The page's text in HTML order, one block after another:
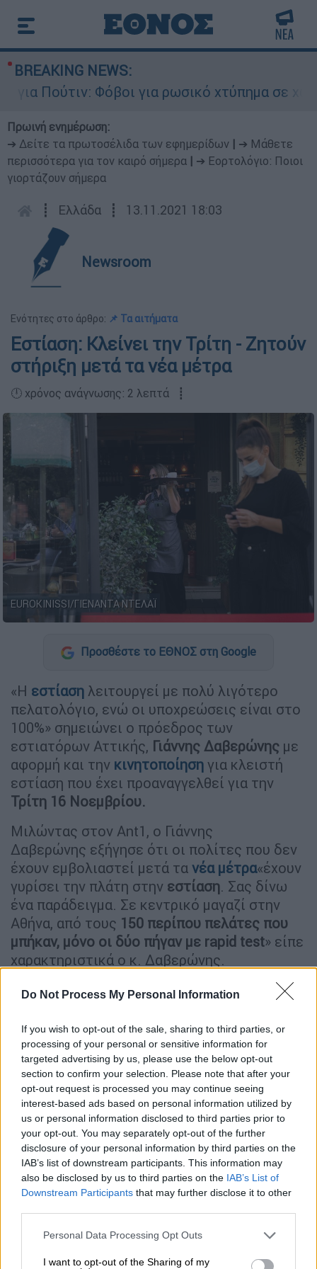
Do Not Process My Personal Information
If you wish to opt-out of the sale, sharing to third parties, or
processing of your personal or sensitive information for
targeted advertising by us, please use the below opt-out
section to confirm your selection. Please note that after your
opt-out request is processed you may continue seeing
interest-based ads based on personal information utilized by
us or personal information disclosed to third parties prior to
your opt-out. You may separately opt-out of the further
disclosure of your personal information by third parties on the
IAB’s list of downstream participants. This information may
also be disclosed by us to third parties on the IAB’s List of
Downstream Participants that may further disclose it to other
Please note that this website/app uses one or more Google
not limited to your visit or usage behaviour. You may click to
Personal Data Processing Opt Outs
I want to opt-out of the Sharing of my
BREAKING NEWS:
Πούτιν: Φόβοι για ρωσικό χτύπημα σε χώρα
Πρωινή ενημέρωση:
➔ Δείτε τα πρωτοσέλιδα των εφημερίδων
➔ Μάθετε
περισσότερα για τον καιρό σήμερα
➔ Εορτολόγιο: Ποιοι
γιορτάζουν σήμερα
┋ Ελλάδα ┋ 13.11.2021 18:03
Newsroom
Ενότητες στο άρθρο: 📌 Τα αιτήματα
Εστίαση: Κλείνει την Τρίτη - Ζητούν
στήριξη μετά τα νέα μέτρα
🕛 χρόνος ανάγνωσης: 2 λεπτά ┋
EUROKINISSI/ΓΙΕΝΑΝΤΑ ΝΤΕΛΑΪ
Προσθέστε το ΕΘΝΟΣ στη Google
«Η εστίαση λειτουργεί με πολύ λιγότερο
πελατολόγιο, ενώ οι υποχρεώσεις είναι στο
100%» σημειώνει ο πρόεδρος των
εστιατόρων Αττικής, Γιάννης Δαβερώνης με
αφορμή και την κινητοποίηση για κλειστή
εστίαση που έχει προαναγγελθεί για την
Τρίτη 16 Νοεμβρίου.
Μιλώντας στον Ant1, ο Γιάννης
Δαβερώνης εξήγησε ότι οι πολίτες που δεν
έχουν εμβολιαστεί μετά τα νέα μέτρα«έχουν
γυρίσει την πλάτη στην εστίαση. Σας δίνω
ένα παράδειγμα. Σε κεντρικό μαγαζί στην
Αθήνα, από τους 150 περίπου πελάτες που
μπήκαν, μόνο οι δύο πήγαν με rapid test» είπε
χαρακτηριστικά ο κ. Δαβερώνης.
«Τα μέτραστήριξης τα οποία πρέπει να
τη βιωσιμότητα των επιχειρήσεων»
πρόσθεσε.
Σύμφωνα μεαπόφαση της Ένωσης
Εστιατορίων και Συναφών Αττικήςη εστίαση
θα είναι κλειστή την ερχόμενη Τρίτη καθώς
όπως σημειώνεται στη σχετική ανακοίνωση
«η εστίαση αναζητεί μέτρα στήριξής της, για
τηναποφυγή λουκέτων και απώλειας
θέσεων εργασίας».
«Σεβόμενοι τη δημόσια υγεία, αναζητάμε
βιώσιμα μέτρα στήριξης για να μπορέσουμε